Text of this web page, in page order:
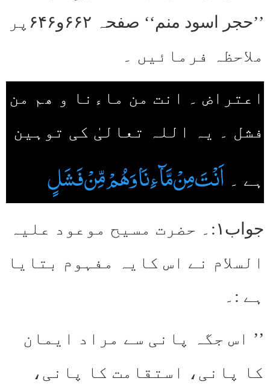
’’حجر اسود منم‘‘ صفحہ ۶۶۲و۶۴۶پر
ملاحظہ فرمائیں ۔
اعتراض ۔ انت من ماءنا و ھم من
فشل ۔ یہ اللہ تعالیٰ کی توہین
ہے ۔ اَنْتَ مِنْ مَّآءِ نَا وَھُمْ مِّنْ فَشَلٍ
جواب۱:۔ حضرت مسیح موعود علیہ
السلام نے اس کایہ مفہوم بتایا
ہے :۔
’’ اس جگہ پانی سے مراد ایمان
کا پانی، استقامت کا پانی،